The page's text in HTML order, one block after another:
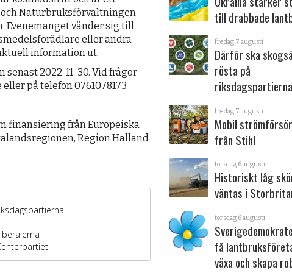
Naturbruksförvaltningen
Evenemanget vänder sig till
eller andra
information ut.
senast 2022-11-30. Vid frågor
på telefon 0761078173.
finansiering från Europeiska
Region Halland
till drabbade
fredag 7 augusti
Därför ska
rösta på
fredag 7 augusti
Mobil
från Stihl
torsdag 6 augusti
Historiskt låg
väntas i
torsdag 6 augusti
få
växa och skapa